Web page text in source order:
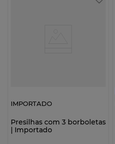
IMPORTADO
Presilhas com 3 borboletas
| Importado